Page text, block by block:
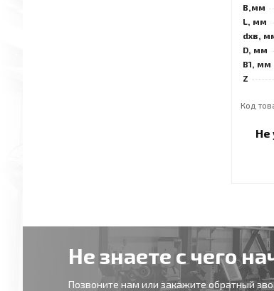
B,мм
L, мм
dхв,
D, мм
B1, мм
Z
Код
Не
Не знаете с чего
Позвоните нам или закажите обратный